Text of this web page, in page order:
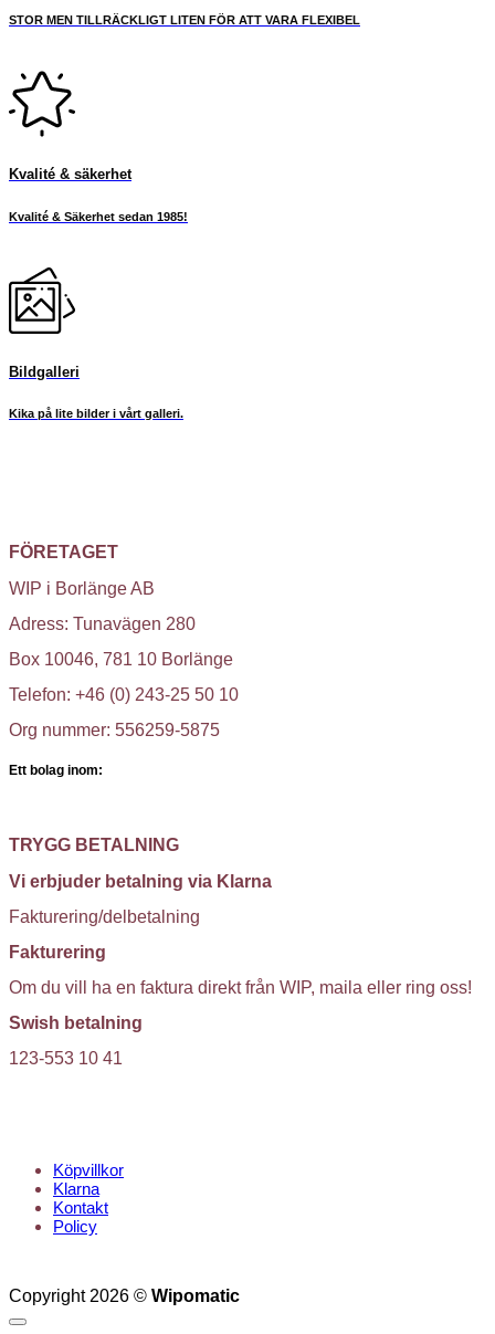
STOR MEN TILLRÄCKLIGT LITEN FÖR ATT VARA FLEXIBEL
Kvalité & säkerhet
Kvalité & Säkerhet sedan 1985!
Bildgalleri
Kika på lite bilder i vårt galleri.
FÖRETAGET
WIP i Borlänge AB
Adress: Tunavägen 280
Box 10046, 781 10 Borlänge
Telefon: +46 (0) 243-25 50 10
Org nummer: 556259-5875
Ett bolag inom:
TRYGG BETALNING
Vi erbjuder betalning via Klarna
Fakturering/delbetalning
Fakturering
Om du vill ha en faktura direkt från WIP, maila eller ring oss!
Swish betalning
123-553 10 41
Köpvillkor
Klarna
Kontakt
Policy
Copyright 2026 © Wipomatic